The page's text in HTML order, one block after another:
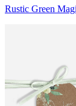
Rustic Green